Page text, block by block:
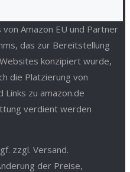
Amazon EU und Partner
das zur Bereitstellung
konzipiert wurde,
die Platzierung von
Links zu amazon.de
verdient werden
zzgl. Versand.
der Preise,